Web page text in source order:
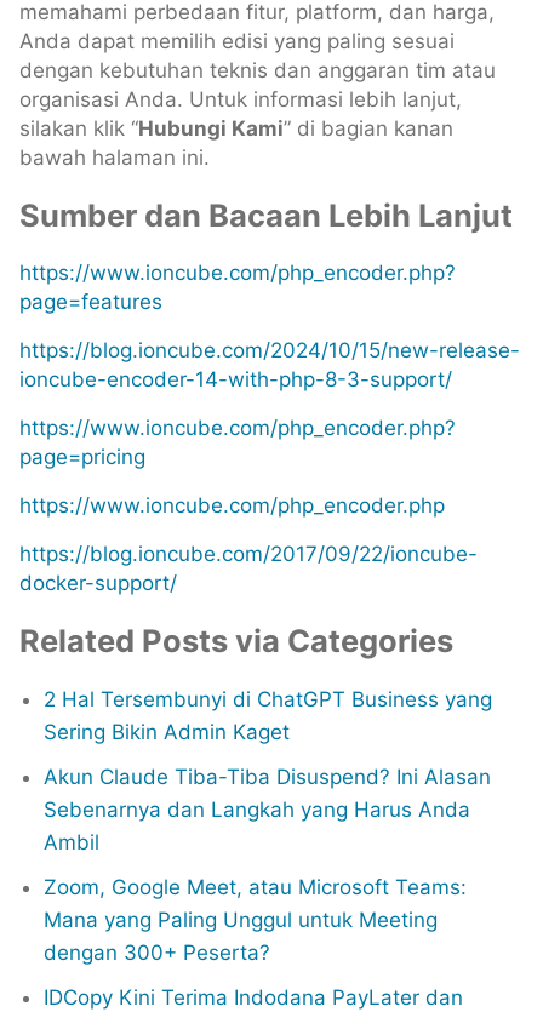
memahami perbedaan fitur, platform, dan harga,
Anda dapat memilih edisi yang paling sesuai
dengan kebutuhan teknis dan anggaran tim atau
organisasi Anda. Untuk informasi lebih lanjut,
silakan klik “Hubungi Kami” di bagian kanan
bawah halaman ini.
Sumber dan Bacaan Lebih Lanjut
https://www.ioncube.com/php_encoder.php?
page=features
https://blog.ioncube.com/2024/10/15/new-release-
ioncube-encoder-14-with-php-8-3-support/
https://www.ioncube.com/php_encoder.php?
page=pricing
https://www.ioncube.com/php_encoder.php
https://blog.ioncube.com/2017/09/22/ioncube-
docker-support/
Related Posts via Categories
2 Hal Tersembunyi di ChatGPT Business yang
Sering Bikin Admin Kaget
Akun Claude Tiba-Tiba Disuspend? Ini Alasan
Sebenarnya dan Langkah yang Harus Anda
Ambil
Zoom, Google Meet, atau Microsoft Teams:
Mana yang Paling Unggul untuk Meeting
dengan 300+ Peserta?
IDCopy Kini Terima Indodana PayLater dan